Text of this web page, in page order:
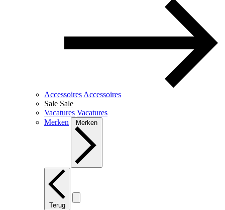
Accessoires Accessoires
Sale Sale
Vacatures Vacatures
Merken
Merken
Terug